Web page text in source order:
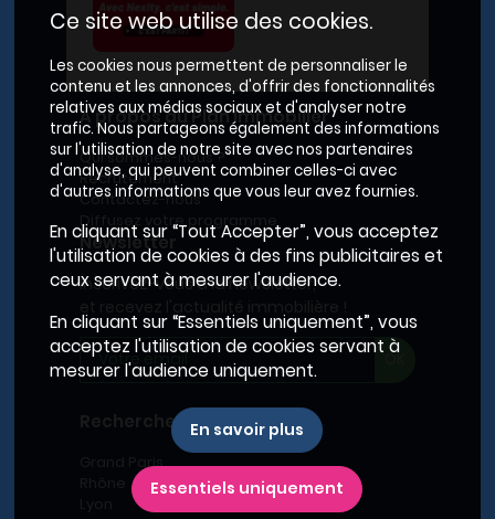
A propos du Plan Immobilier
Qui sommes-nous ?
Recrutement
Contactez-nous
Diffusez votre programme
Newsletter
Inscrivez-vous à la newsletter,
Recherches fréquentes
Grand Paris
Ce site web utilise des cookies.
Les cookies nous permettent de personnaliser le
contenu et les annonces, d'offrir des fonctionnalités
relatives aux médias sociaux et d'analyser notre
trafic. Nous partageons également des informations
sur l'utilisation de notre site avec nos partenaires
d'analyse, qui peuvent combiner celles-ci avec
d'autres informations que vous leur avez fournies.
En cliquant sur “Tout Accepter”, vous acceptez
l'utilisation de cookies à des fins publicitaires et
ceux servant à mesurer l'audience.
En cliquant sur “Essentiels uniquement”, vous
acceptez l'utilisation de cookies servant à
mesurer l'audience uniquement.
En savoir plus
Essentiels uniquement